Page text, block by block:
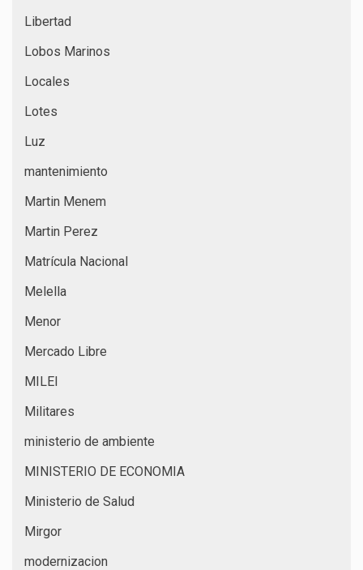
Libertad
Lobos Marinos
Locales
Lotes
Luz
mantenimiento
Martin Menem
Martin Perez
Matrícula Nacional
Melella
Menor
Mercado Libre
MILEI
Militares
ministerio de ambiente
MINISTERIO DE ECONOMIA
Ministerio de Salud
Mirgor
modernizacion